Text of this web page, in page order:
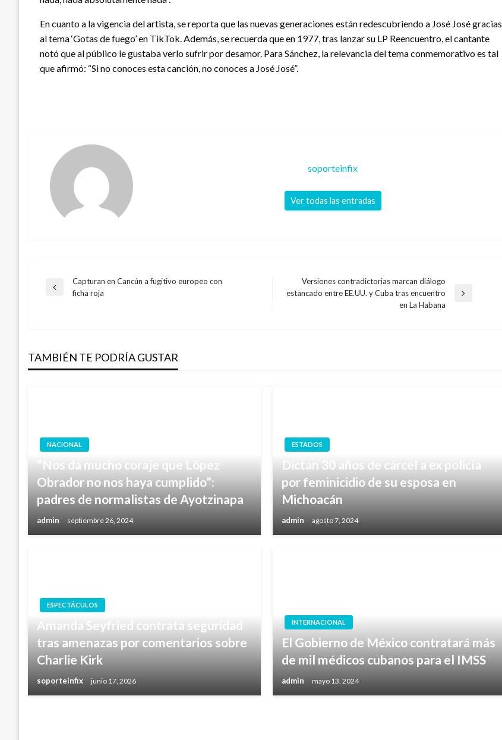
En cuanto a la vigencia del artista, se reporta que las nuevas generaciones están redescubriendo a José José gracias
al tema ‘Gotas de fuego’ en TikTok. Además, se recuerda que en 1977, tras lanzar su LP Reencuentro, el cantante
notó que al público le gustaba verlo sufrir por desamor. Para Sánchez, la relevancia del tema conmemorativo es tal
que afirmó: “Si no conoces esta canción, no conoces a José José”.
soporteinfix
Ver todas las entradas
Navegación
entradas
Entrada
Capturan en Cancún a fugitivo europeo con
ficha roja
Entrada
Versiones contradictorias marcan diálogo
estancado entre EE.UU. y Cuba tras encuentro
en La Habana
TAMBIÉN TE PODRÍA GUSTAR
NACIONAL
“Nos da mucho coraje que López
Obrador no nos haya cumplido”:
padres de normalistas de Ayotzinapa
admin septiembre 26, 2024
ESTADOS
Dictan 30 años de cárcel a ex policía
por feminicidio de su esposa en
Michoacán
admin agosto 7, 2024
ESPECTÁCULOS
Amanda Seyfried contrata seguridad
tras amenazas por comentarios sobre
Charlie Kirk
soporteinfix junio 17, 2026
INTERNACIONAL
El Gobierno de México contratará más
de mil médicos cubanos para el IMSS
admin mayo 13, 2024